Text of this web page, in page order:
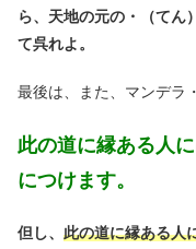
ら、天地の元の・（てん
て呉れよ。
最後は、また、マンデラ
此の道に縁ある人
につけます。
但し、 此の道に縁ある人